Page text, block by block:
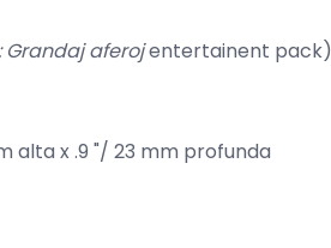
Grandaj aferojentertainent pack)
alta x .9 "/ 23 mm profunda